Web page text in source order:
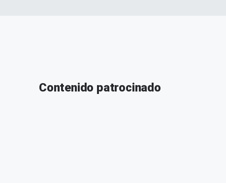
Contenido patrocinado